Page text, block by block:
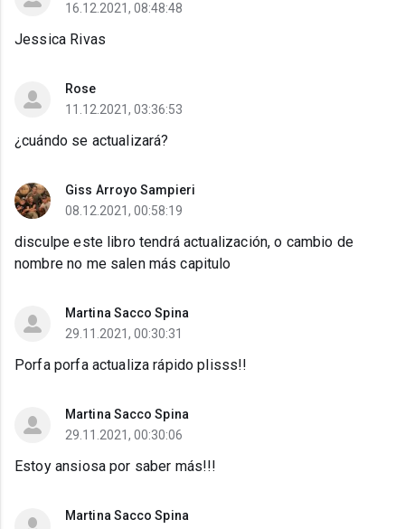
16.12.2021, 08:48:48
Jessica Rivas
Rose
11.12.2021, 03:36:53
¿cuándo se actualizará?
Giss Arroyo Sampieri
08.12.2021, 00:58:19
disculpe este libro tendrá actualización, o cambio de
nombre no me salen más capitulo
Martina Sacco Spina
29.11.2021, 00:30:31
Porfa porfa actualiza rápido plisss!!
Martina Sacco Spina
29.11.2021, 00:30:06
Estoy ansiosa por saber más!!!
Martina Sacco Spina